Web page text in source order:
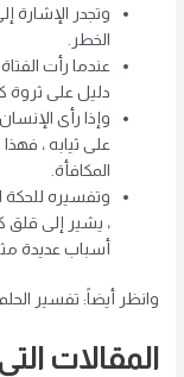
وتجدر الإشارة
الخطر.
عندما رأت
دليل على ثروة
وإذا رأى
على ثيابه ،
المكافأة.
وتفسيره
، يشير إلى قلق
أسباب عديدة
وانظر أيضاً: تفسير
المقالات